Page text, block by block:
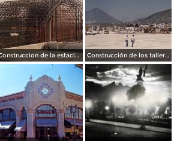
Construccion de la estacion cuauhtemoc Construcción de los talleres del metro